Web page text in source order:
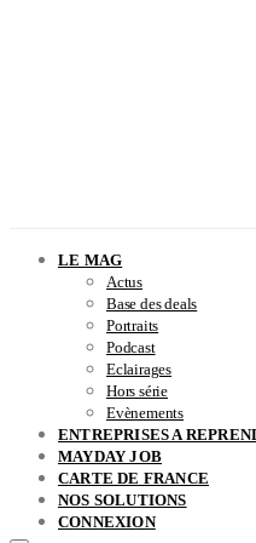
LE MAG
Actus
Base des deals
Portraits
Podcast
Eclairages
Hors série
Evènements
ENTREPRISES A
MAYDAY JOB
CARTE DE FRANCE
NOS SOLUTIONS
CONNEXION